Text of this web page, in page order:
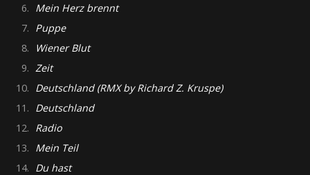
6. Mein Herz brennt
7. Puppe
8.
Wiener Blut
9. Zeit
10. Deutschland (RMX by Richard Z. Kruspe)
11. Deutschland
12. Radio
13. Mein Teil
14. Du hast